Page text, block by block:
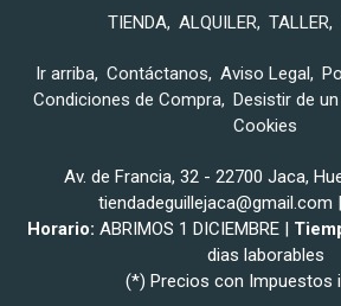
TIENDA ALQUILER TALLER
Ir arriba Contáctanos Aviso Legal
Condiciones de Compra
Desistir de
Cookies
Av. de Francia, 32 - 22700 Jaca,
tiendadeguillejaca@gmail.com |
Horario: ABRIMOS 1 DICIEMBRE |
dias laborables
(*) Precios con Impuestos